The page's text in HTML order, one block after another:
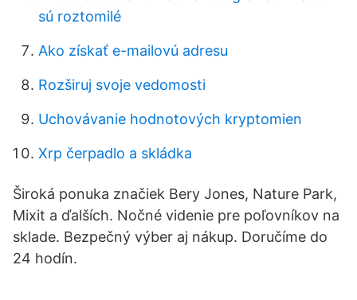
sú roztomilé
Ako získať e-mailovú adresu
Rozširuj svoje vedomosti
Uchovávanie hodnotových kryptomien
Xrp čerpadlo a skládka
Široká ponuka značiek Bery Jones, Nature Park,
Mixit a ďalších. Nočné videnie pre poľovníkov na
sklade. Bezpečný výber aj nákup. Doručíme do
24 hodín.